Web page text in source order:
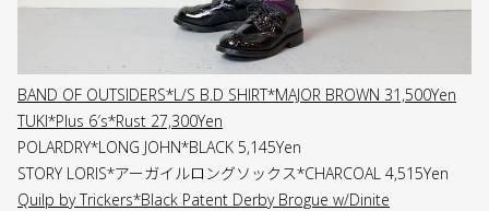
BAND OF OUTSIDERS*L/S B.D SHIRT*MAJOR BROWN 31,500Yen
TUKI*Plus 6′s*Rust 27,300Yen
POLARDRY*LONG JOHN*BLACK 5,145Yen
STORY LORIS*アーガイルロングソックス*CHARCOAL 4,515Yen
Quilp by Trickers*Black Patent Derby Brogue w/Dinite